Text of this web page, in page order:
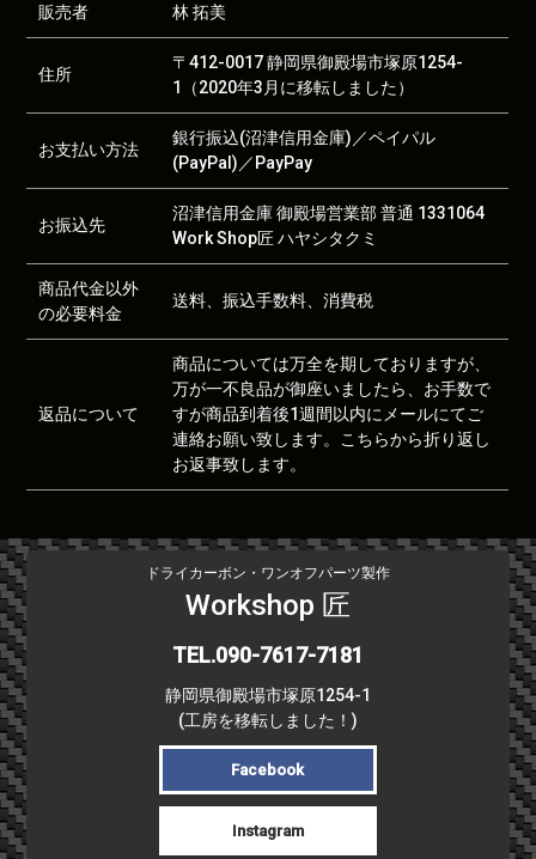
販売者 林 拓美
住所
〒412-0017 静岡県御殿場市塚原1254-
1（2020年3月に移転しました）
お支払い方法
銀行振込(沼津信用金庫)／ペイパル
(PayPal)／PayPay
お振込先
沼津信用金庫 御殿場営業部 普通 1331064
Work Shop匠 ハヤシタクミ
商品代金以外
の必要料金
送料、振込手数料、消費税
返品について
商品については万全を期しておりますが、
万が一不良品が御座いましたら、お手数で
すが商品到着後1週間以内にメールにてご
連絡お願い致します。こちらから折り返し
お返事致します。
ドライカーボン・ワンオフパーツ製作
Workshop 匠
TEL.090-7617-7181
静岡県御殿場市塚原1254-1
(工房を移転しました！)
Facebook
Instagram